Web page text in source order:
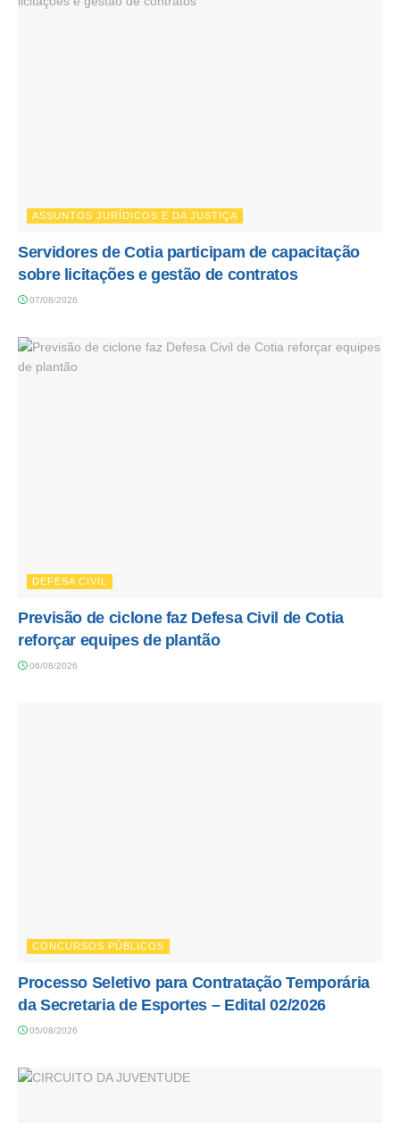
ASSUNTOS JURÍDICOS E DA JUSTIÇA
Servidores de Cotia participam de capacitação
sobre licitações e gestão de contratos
07/08/2026
DEFESA CIVIL
Previsão de ciclone faz Defesa Civil de Cotia
reforçar equipes de plantão
06/08/2026
CONCURSOS PÚBLICOS
Processo Seletivo para Contratação Temporária
da Secretaria de Esportes – Edital 02/2026
05/08/2026